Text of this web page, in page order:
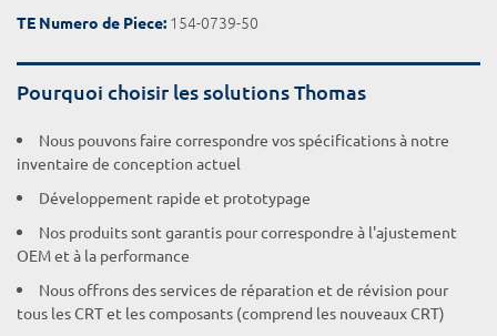
TE Numero de Piece: 154-0739-50
Pourquoi choisir les solutions Thomas
Nous pouvons faire correspondre vos spécifications à notre
inventaire de conception actuel
Développement rapide et prototypage
Nos produits sont garantis pour correspondre à l'ajustement
OEM et à la performance
Nous offrons des services de réparation et de révision pour
tous les CRT et les composants (comprend les nouveaux CRT)